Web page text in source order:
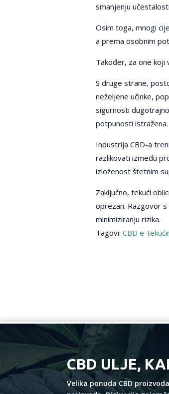
smanjenju
Osim toga, mnogi
a prema osobnim
Također, za one koji
S druge strane,
neželjene učinke,
sigurnosti
potpunosti istražena.
Industrija CBD-a
razlikovati između
izloženost štetnim
Zaključno, tekući
oprezan. Razgovor
minimiziranju rizika.
Tagovi: CBD e-
CBD ULJE,
Velika ponuda CBD